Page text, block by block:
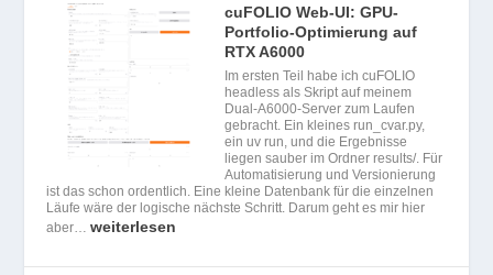
cuFOLIO Web-UI: GPU-
Portfolio-Optimierung auf
RTX A6000
Im ersten Teil habe ich cuFOLIO
headless als Skript auf meinem
Dual-A6000-Server zum Laufen
gebracht. Ein kleines run_cvar.py,
ein uv run, und die Ergebnisse
liegen sauber im Ordner results/. Für
Automatisierung und Versionierung
ist das schon ordentlich. Eine kleine Datenbank für die einzelnen
Läufe wäre der logische nächste Schritt. Darum geht es mir hier
aber…weiterlesen